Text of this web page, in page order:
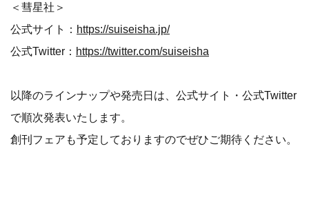
＜彗星社＞
公式サイト： https://suiseisha.jp/
公式Twitter： https://twitter.com/suiseisha
以降のラインナップや発売日は、公式サイト・公式Twitter
で順次発表いたします。
創刊フェアも予定しておりますのでぜひご期待ください。